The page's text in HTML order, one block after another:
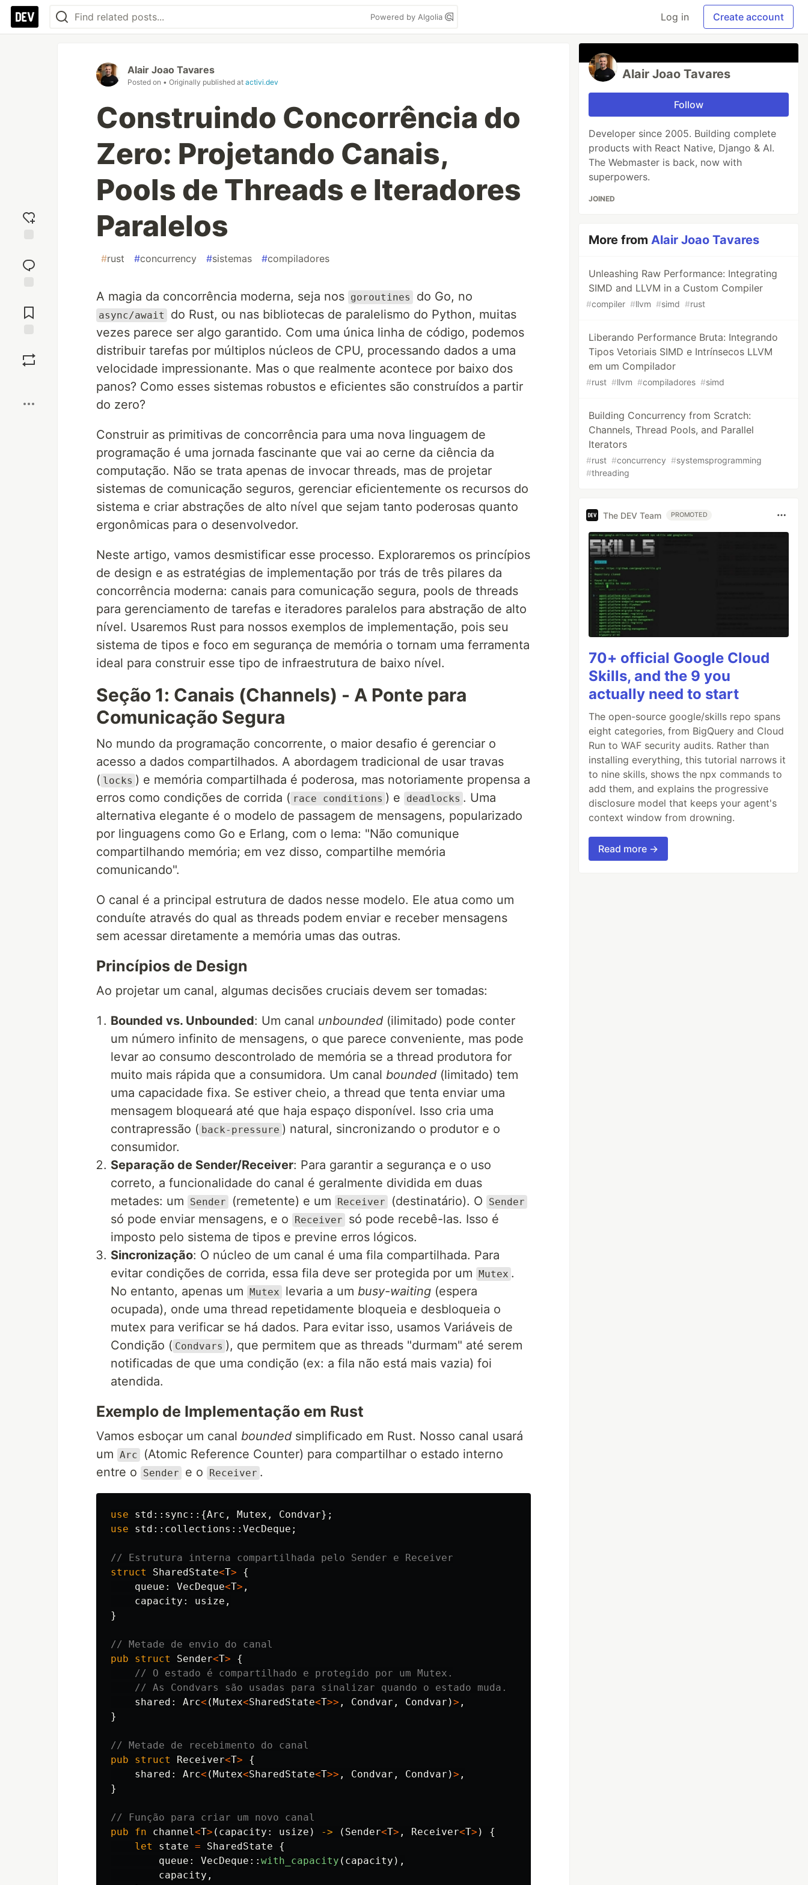
Powered by Algolia Log in Create account
reaction
Comments
Alair Joao Tavares
Posted on • Originally published at activi.dev
Construindo Concorrência do
Zero: Projetando Canais,
Pools de Threads e Iteradores
Paralelos
#rust #concurrency #sistemas #compiladores
A magia da concorrência moderna, seja nos goroutines do Go, no
async/await
do Rust, ou nas bibliotecas de paralelismo do Python, muitas
vezes parece ser algo garantido. Com uma única linha de código, podemos
distribuir tarefas por múltiplos núcleos de CPU, processando dados a uma
velocidade impressionante. Mas o que realmente acontece por baixo dos
panos? Como esses sistemas robustos e eficientes são construídos a partir
do zero?
Construir as primitivas de concorrência para uma nova linguagem de
programação é uma jornada fascinante que vai ao cerne da ciência da
computação. Não se trata apenas de invocar threads, mas de projetar
sistemas de comunicação seguros, gerenciar eficientemente os recursos do
sistema e criar abstrações de alto nível que sejam tanto poderosas quanto
ergonômicas para o desenvolvedor.
Neste artigo, vamos desmistificar esse processo. Exploraremos os princípios
de design e as estratégias de implementação por trás de três pilares da
concorrência moderna: canais para comunicação segura, pools de threads
para gerenciamento de tarefas e iteradores paralelos para abstração de alto
nível. Usaremos Rust para nossos exemplos de implementação, pois seu
sistema de tipos e foco em segurança de memória o tornam uma ferramenta
ideal para construir esse tipo de infraestrutura de baixo nível.
Seção 1: Canais (Channels) - A Ponte para
Comunicação Segura
No mundo da programação concorrente, o maior desafio é gerenciar o
acesso a dados compartilhados. A abordagem tradicional de usar travas
( locks ) e memória compartilhada é poderosa, mas notoriamente propensa a
erros como condições de corrida ( race conditions ) e deadlocks . Uma
alternativa elegante é o modelo de passagem de mensagens, popularizado
por linguagens como Go e Erlang, com o lema: "Não comunique
compartilhando memória; em vez disso, compartilhe memória
comunicando".
O canal é a principal estrutura de dados nesse modelo. Ele atua como um
conduíte através do qual as threads podem enviar e receber mensagens
sem acessar diretamente a memória umas das outras.
Princípios de Design
Ao projetar um canal, algumas decisões cruciais devem ser tomadas:
Bounded vs. Unbounded: Um canal unbounded (ilimitado) pode conter
um número infinito de mensagens, o que parece conveniente, mas pode
levar ao consumo descontrolado de memória se a thread produtora for
muito mais rápida que a consumidora. Um canal bounded (limitado) tem
uma capacidade fixa. Se estiver cheio, a thread que tenta enviar uma
mensagem bloqueará até que haja espaço disponível. Isso cria uma
contrapressão ( back-pressure ) natural, sincronizando o produtor e o
consumidor.
Separação de Sender/Receiver: Para garantir a segurança e o uso
correto, a funcionalidade do canal é geralmente dividida em duas
metades: um
Sender (remetente) e um Receiver (destinatário). O Sender
só pode enviar mensagens, e o Receiver
só pode recebê-las. Isso é
imposto pelo sistema de tipos e previne erros lógicos.
Sincronização: O núcleo de um canal é uma fila compartilhada. Para
evitar condições de corrida, essa fila deve ser protegida por um Mutex .
No entanto, apenas um Mutex levaria a um busy-waiting (espera
ocupada), onde uma thread repetidamente bloqueia e desbloqueia o
mutex para verificar se há dados. Para evitar isso, usamos Variáveis de
Condição ( Condvars ), que permitem que as threads "durmam" até serem
notificadas de que uma condição (ex: a fila não está mais vazia) foi
atendida.
Exemplo de Implementação em Rust
Vamos esboçar um canal bounded simplificado em Rust. Nosso canal usará
um Arc
(Atomic Reference Counter) para compartilhar o estado interno
entre o
Sender e o Receiver .
use std :: sync ::{Arc , Mutex , Condvar};
use
std :: collections :: VecDeque ;
// Estrutura interna compartilhada pelo Sender e Receiver
struct
SharedState<T>
{
queue : VecDeque<T> ,
capacity : usize ,
}
// Metade de envio do canal
pub
struct Sender<T>
{
// O estado é compartilhado e protegido por um Mutex.
// As Condvars são usadas para sinalizar quando o estado muda.
shared : Arc< (Mutex<SharedState<T>> , Condvar , Condvar )> ,
}
// Metade de recebimento do canal
pub
struct Receiver<T>
{
shared : Arc< (Mutex<SharedState<T>> , Condvar , Condvar )> ,
}
// Função para criar um novo canal
pub
fn channel<T> ( capacity : usize ) -> ( Sender<T> , Receiver<T> )
{
let
state = SharedState
{
queue : VecDeque :: with_capacity ( capacity ),
capacity ,
Alair Joao Tavares
Follow
Developer since 2005. Building complete
products with React Native, Django & AI.
The Webmaster is back, now with
superpowers.
JOINED
More fromAlair Joao Tavares
Unleashing Raw Performance: Integrating
SIMD and LLVM in a Custom Compiler
#compiler #llvm #simd #rust
Liberando Performance Bruta: Integrando
Tipos Vetoriais SIMD e Intrínsecos LLVM
em um Compilador
#rust #llvm #compiladores #simd
Building Concurrency from Scratch:
Channels, Thread Pools, and Parallel
Iterators
#rust #concurrency #systemsprogramming
#threading
The DEV Team PROMOTED
70+ official Google Cloud
Skills, and the 9 you
actually need to start
The open-source google/skills repo spans
eight categories, from BigQuery and Cloud
Run to WAF security audits. Rather than
installing everything, this tutorial narrows it
to nine skills, shows the npx commands to
add them, and explains the progressive
disclosure model that keeps your agent's
context window from drowning.
Read more →